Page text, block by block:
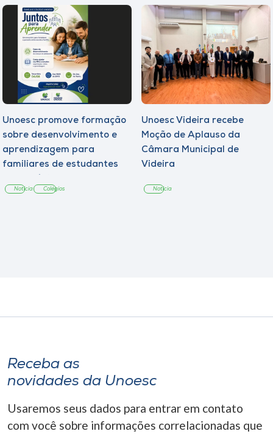
Unoesc promove formação
sobre desenvolvimento e
aprendizagem para
familiares de estudantes
Notícia Colégios
Unoesc Videira recebe
Moção de Aplauso da
Câmara Municipal de
Videira
Notícia
Receba as
novidades da Unoesc
Usaremos seus dados para entrar em contato
com você sobre informações correlacionadas que